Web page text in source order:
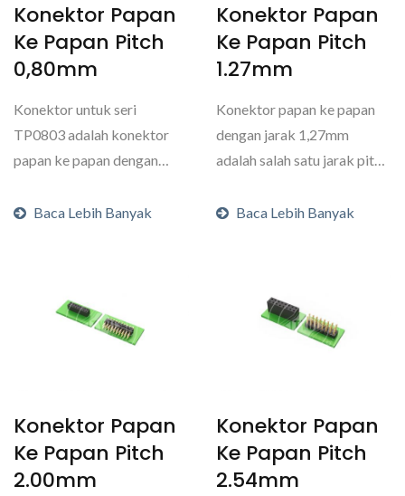
Konektor Papan
Ke Papan Pitch
0,80mm
Konektor untuk seri
TP0803 adalah konektor
papan ke papan dengan
konektor...
Baca Lebih Banyak
Konektor Papan
Ke Papan Pitch
1.27mm
Konektor papan ke papan
dengan jarak 1,27mm
adalah salah satu jarak pitch
Baca Lebih Banyak
Konektor Papan
Ke Papan Pitch
2.00mm
Konektor Papan
Ke Papan Pitch
2.54mm